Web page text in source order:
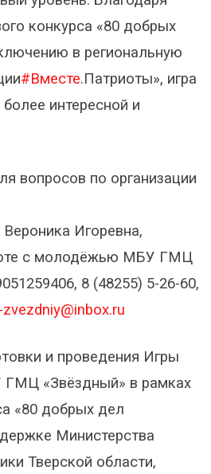
конкурса «80 добрых
в региональную
#Вместе.Патриоты», игра
интересной и
вопросов по организации
Игоревна,
с молодёжью МБУ ГМЦ
8 (48255) 5-26-60,
и проведения Игры
«Звёздный» в рамках
«80 добрых дел
Министерства
Тверской области,